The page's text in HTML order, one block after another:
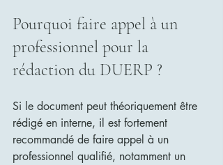
Pourquoi faire appel à un
professionnel pour la
rédaction du DUERP ?
Si le document peut théoriquement être
rédigé en interne, il est fortement
recommandé de faire appel à un
professionnel qualifié, notamment un